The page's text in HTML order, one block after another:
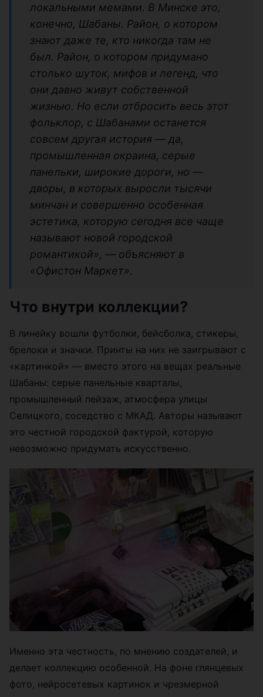
локальными мемами. В Минске это,
конечно, Шабаны. Район, о котором
знают даже те, кто никогда там не
был. Район, о котором придумано
столько шуток, мифов и легенд, что
они давно живут собственной
жизнью. Но если отбросить весь этот
фольклор, с Шабанами останется
совсем другая история — да,
промышленная окраина, серые
панельки, широкие дороги, но —
дворы, в которых выросли тысячи
минчан и совершенно особенная
эстетика, которую сегодня все чаще
называют новой городской
романтикой», — объясняют в
«Офистон Маркет».
Что внутри коллекции?
В линейку вошли футболки, бейсболка, стикеры,
брелоки и значки. Принты на них не заигрывают с
«картинкой» — вместо этого на вещах реальные
Шабаны: серые панельные кварталы,
промышленный пейзаж, атмосфера улицы
Селицкого, соседство с МКАД. Авторы называют
это честной городской фактурой, которую
невозможно придумать искусственно.
Именно эта честность, по мнению создателей, и
делает коллекцию особенной. На фоне глянцевых
фото, нейросетевых картинок и чрезмерной